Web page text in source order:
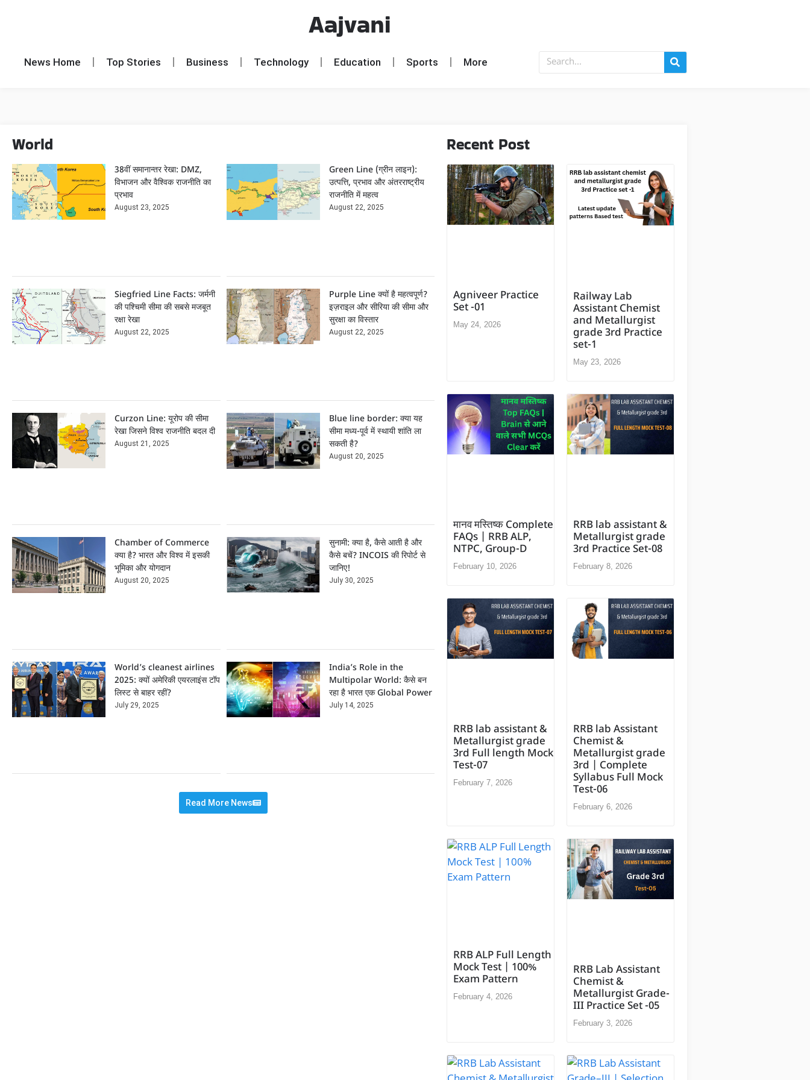
Aajvani
News Home Top Stories Business Technology Education Sports More
World
38वीं समानान्तर रेखा: DMZ,
विभाजन और वैश्विक राजनीति का
प्रभाव
August 23, 2025
Green Line (ग्रीन लाइन):
उत्पत्ति, प्रभाव और अंतरराष्ट्रीय
राजनीति में महत्व
August 22, 2025
Siegfried Line Facts: जर्मनी
की पश्चिमी सीमा की सबसे मजबूत
रक्षा रेखा
August 22, 2025
Purple Line क्यों है महत्वपूर्ण?
इज़राइल और सीरिया की सीमा और
सुरक्षा का विस्तार
August 22, 2025
Curzon Line: यूरोप की सीमा
रेखा जिसने विश्व राजनीति बदल दी
August 21, 2025
Blue line border: क्या यह
सीमा मध्य-पूर्व में स्थायी शांति ला
सकती है?
August 20, 2025
Chamber of Commerce
क्या है? भारत और विश्व में इसकी
भूमिका और योगदान
August 20, 2025
सुनामी: क्या है, कैसे आती है और
कैसे बचें? INCOIS की रिपोर्ट से
जानिए!
July 30, 2025
World’s cleanest airlines
2025: क्यों अमेरिकी एयरलाइंस टॉप
लिस्ट से बाहर रहीं?
July 29, 2025
India’s Role in the
Multipolar World: कैसे बन
रहा है भारत एक Global Power
July 14, 2025
Read More News
Recent Post
Agniveer Practice
Set -01
May 24, 2026
Railway Lab
Assistant Chemist
and Metallurgist
grade 3rd Practice
set-1
May 23, 2026
मानव मस्तिष्क Complete
FAQs | RRB ALP,
NTPC, Group-D
February 10, 2026
RRB lab assistant &
Metallurgist grade
3rd Practice Set-08
February 8, 2026
RRB lab assistant &
Metallurgist grade
3rd Full length Mock
Test-07
February 7, 2026
RRB lab Assistant
Chemist &
Metallurgist grade
3rd | Complete
Syllabus Full Mock
Test-06
February 6, 2026
RRB ALP Full Length
Mock Test | 100%
Exam Pattern
February 4, 2026
RRB Lab Assistant
Chemist &
Metallurgist Grade-
III Practice Set -05
February 3, 2026